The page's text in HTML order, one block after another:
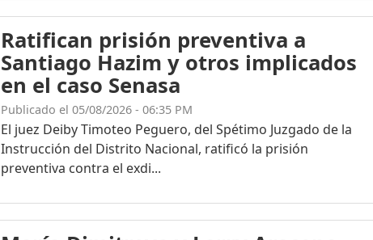
Ratifican prisión preventiva a
Santiago Hazim y otros implicados
en el caso Senasa
Publicado el 05/08/2026 - 06:35 PM
El juez Deiby Timoteo Peguero, del Spétimo Juzgado de la
Instrucción del Distrito Nacional, ratificó la prisión
preventiva contra el exdi...